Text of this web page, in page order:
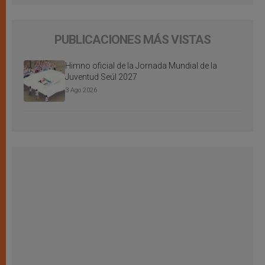
PUBLICACIONES MÁS VISTAS
Himno oficial de la Jornada Mundial de la
Juventud Seúl 2027
3 Ago 2026